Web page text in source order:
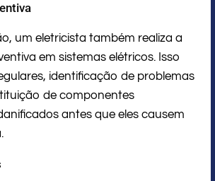
um eletricista também realiza a
em sistemas elétricos. Isso
identificação de problemas
de componentes
antes que eles causem